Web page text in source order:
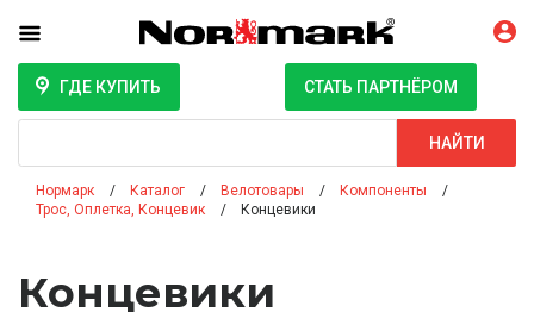
ГДЕ КУПИТЬ СТАТЬ ПАРТНЁРОМ
НАЙТИ
Нормарк Каталог Велотовары
Компоненты
Трос, Оплетка, Концевик
Концевики
Концевики